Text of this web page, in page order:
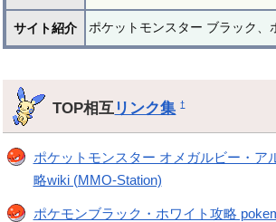
サイト紹介 ポケットモンスター ブラック
TOP相互 リンク集 †
ポケットモンスター オメガルビー・ア
略wiki (MMO-Station)
ポケモンブラック・ホワイト攻略